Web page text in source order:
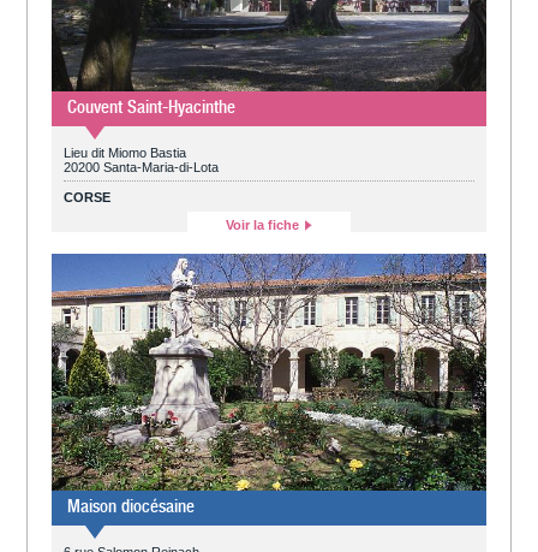
Couvent Saint-Hyacinthe
Lieu dit Miomo Bastia
20200 Santa-Maria-di-Lota
CORSE
Voir la fiche
Maison diocésaine